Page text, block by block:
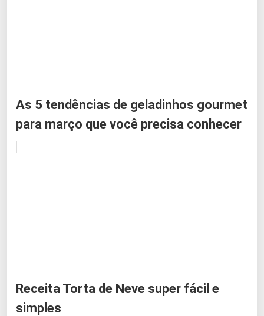
As 5 tendências de geladinhos gourmet
para março que você precisa conhecer
Receita Torta de Neve super fácil e
simples